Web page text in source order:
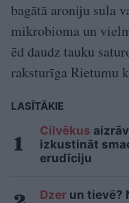
bagātā aroniju sula
mikrobioma un
ēd daudz tauku
raksturīga Rietumu
LASĪTĀKIE
Cilvēkus
izkustināt
erudīciju
Dzer un tievē?